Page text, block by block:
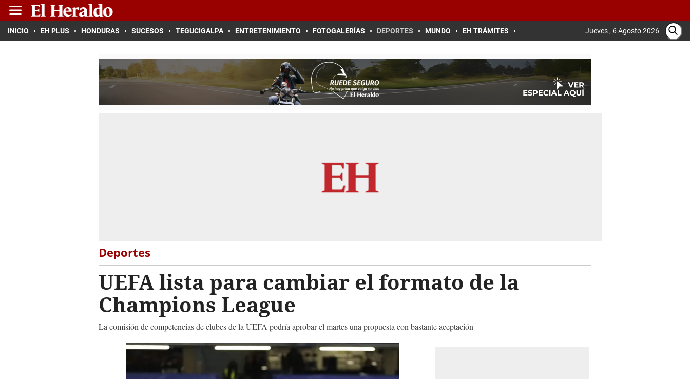
INICIO EH PLUS HONDURAS SUCESOS TEGUCIGALPA ENTRETENIMIENTO FOTOGALERÍAS DEPORTES MUNDO EH TRÁMITES Jueves , 6 Agosto 2026
Deportes
UEFA lista para cambiar el formato de la
Champions League
La comisión de competencias de clubes de la UEFA podría aprobar el martes una propuesta con bastante aceptación